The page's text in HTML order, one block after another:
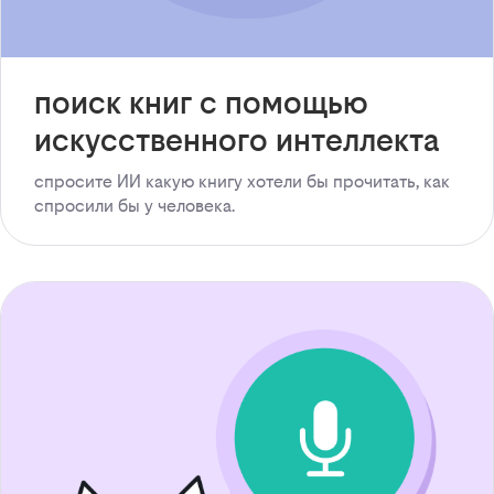
поиск книг с помощью
искусственного интеллекта
спросите ИИ какую книгу хотели бы прочитать, как
спросили бы у человека.